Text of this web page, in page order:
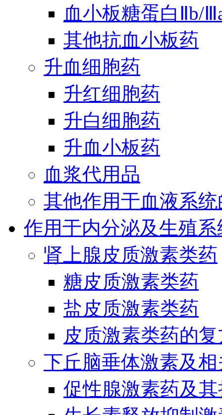
血小板糖蛋白Ⅱb/
其他抗血小板药
升血细胞药
升红细胞药
升白细胞药
升血小板药
血浆代用品
其他作用于血液系
作用于内分泌及生殖
肾上腺皮质激素类药
糖皮质激素类药
盐皮质激素类药
皮质激素类药的
下丘脑垂体激素及
促性腺激素药及